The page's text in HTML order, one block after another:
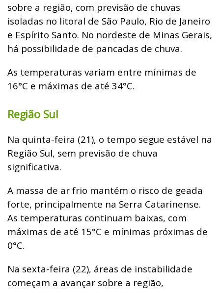
sobre a região, com previsão de chuvas
isoladas no litoral de São Paulo, Rio de Janeiro
e Espírito Santo. No nordeste de Minas Gerais,
há possibilidade de pancadas de chuva.
As temperaturas variam entre mínimas de
16°C e máximas de até 34°C.
Região Sul
Na quinta-feira (21), o tempo segue estável na
Região Sul, sem previsão de chuva
significativa.
A massa de ar frio mantém o risco de geada
forte, principalmente na Serra Catarinense.
As temperaturas continuam baixas, com
máximas de até 15°C e mínimas próximas de
0°C.
Na sexta-feira (22), áreas de instabilidade
começam a avançar sobre a região,